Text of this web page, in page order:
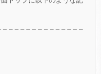
– – – – – – – – – – – – –